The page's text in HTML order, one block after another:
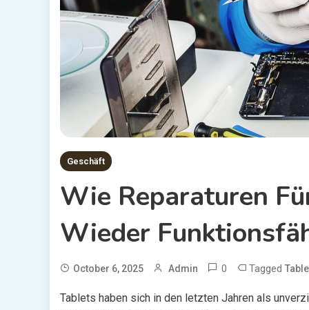
Geschäft
Wie Reparaturen
Wieder
October 6, 2025 Admin 0 Tagged
Tablets haben sich in den letzten Jahren als